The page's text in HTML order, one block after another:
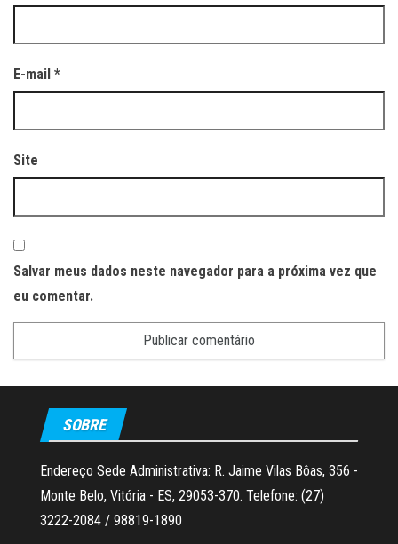
E-mail *
Site
Salvar meus dados neste navegador para a próxima vez que
eu comentar.
SOBRE
Endereço Sede Administrativa: R. Jaime Vilas Bôas, 356 -
Monte Belo, Vitória - ES, 29053-370. Telefone: (27)
3222-2084 / 98819-1890